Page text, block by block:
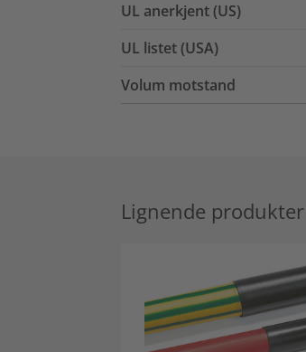
UL anerkjent (US)
UL listet (USA)
Volum motstand
Lignende produkter